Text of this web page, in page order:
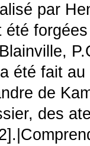
par
été
été fait
de
des